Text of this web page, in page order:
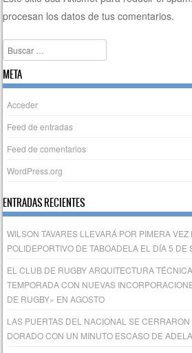
procesan los datos de tus comentarios.
Buscar
META
Acceder
Feed de entradas
Feed de comentarios
WordPress.org
ENTRADAS RECIENTES
WILSON TAVARES LLEVARÁ POR PIMERA VEZ
POLIDEPORTIVO DE TABOADELA EL DÍA 5 DE
EL CLUB DE RUGBY ARQUITECTURA
TEMPORADA CON NUEVAS
DE RUGBY» EN AGOSTO
LAS PUERTAS DEL NACIONAL SE
DORADO CON UN MINUTO ESCASO DE